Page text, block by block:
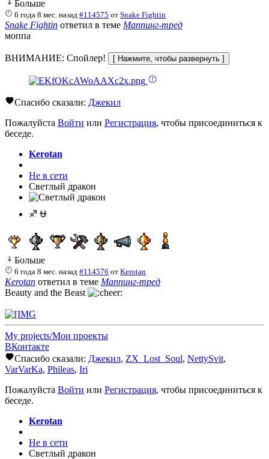
Больше
6 года 8 мес. назад #114575 отSnake Fightin
Snake Fightin ответил в теме Маппинг-тред
моппа
ВНИМАНИЕ: Спойлер!
Спасибо сказали: Джекил
Пожалуйста Войти или Регистрация, чтобы присоединиться к
беседе.
Kerotan
Не в сети
Светлый дракон
♐ ⛎
Больше
6 года 8 мес. назад #114576 отKerotan
Kerotan ответил в теме Маппинг-тред
Beauty and the Beast
My projects/Мои проекты
ВКонтакте
Спасибо сказали: Джекил, ZX_Lost_Soul, NettySvit,
VarVarKa, Phileas, Iri
Пожалуйста Войти или Регистрация, чтобы присоединиться к
беседе.
Kerotan
Не в сети
Светлый дракон